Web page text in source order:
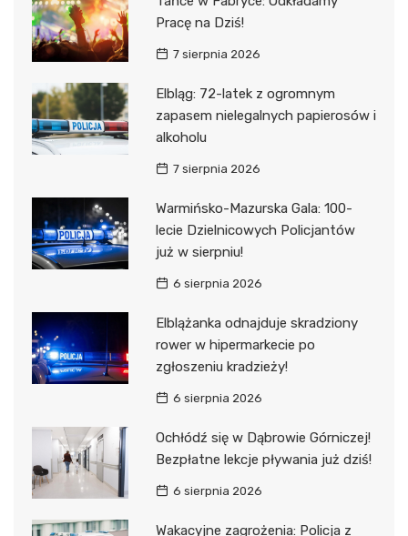
Pracę na Dziś!
7 sierpnia 2026
Elbląg: 72-latek z ogromnym
zapasem nielegalnych papierosów i
alkoholu
7 sierpnia 2026
Warmińsko-Mazurska Gala: 100-
lecie Dzielnicowych Policjantów
już w sierpniu!
6 sierpnia 2026
Elblążanka odnajduje skradziony
rower w hipermarkecie po
zgłoszeniu kradzieży!
6 sierpnia 2026
Ochłódź się w Dąbrowie Górniczej!
Bezpłatne lekcje pływania już dziś!
6 sierpnia 2026
Wakacyjne zagrożenia: Policja z